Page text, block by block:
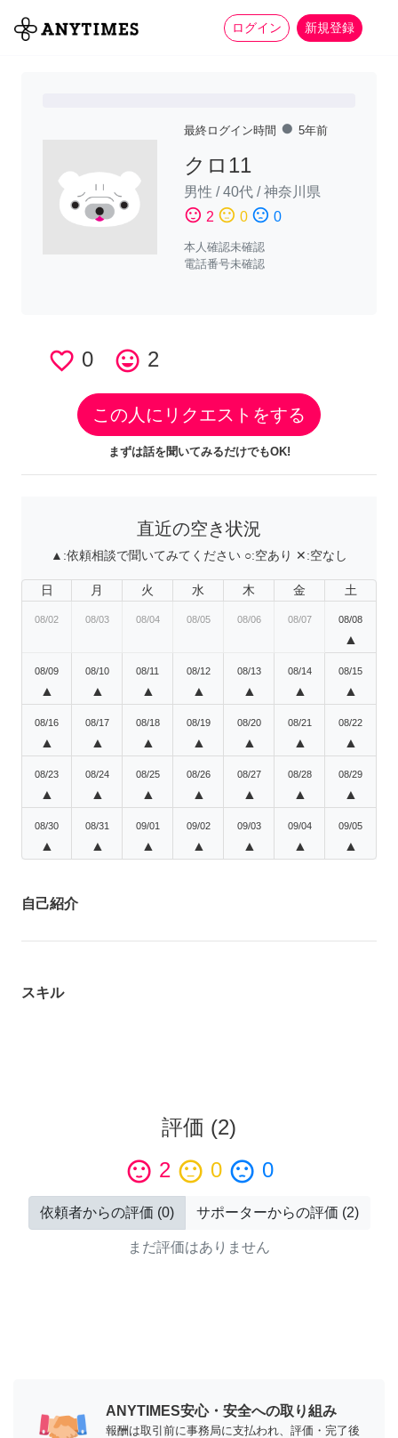
ログイン 新規登録
全て 家事 more_horiz
最終ログイン時間 fiber_manual_record 5年前
クロ11
男性 /40代 /神奈川県
sentiment_satisfied 2 sentiment_neutral 0 sentiment_dissatisfied 0
本人確認未確認
電話番号未確認
favorite_border 0 tag_faces 2
この人にリクエストをする
まずは話を聞いてみるだけでもOK!
直近の空き状況
▲:依頼相談で聞いてみてください ○:空あり ✕:空なし
日 月 火 水 木 金 土
08/02 08/03 08/04 08/05 08/06 08/07 08/08
▲
08/09
▲
08/10
▲
08/11
▲
08/12
▲
08/13
▲
08/14
▲
08/15
▲
08/16
▲
08/17
▲
08/18
▲
08/19
▲
08/20
▲
08/21
▲
08/22
▲
08/23
▲
08/24
▲
08/25
▲
08/26
▲
08/27
▲
08/28
▲
08/29
▲
08/30
▲
08/31
▲
09/01
▲
09/02
▲
09/03
▲
09/04
▲
09/05
▲
自己紹介
スキル
評価 (2)
sentiment_satisfied 2 sentiment_neutral 0 sentiment_dissatisfied 0
依頼者からの評価 (0) サポーターからの評価 (2)
まだ評価はありません
ANYTIMES安心・安全への取り組み
報酬は取引前に事務局に支払われ、評価・完了後